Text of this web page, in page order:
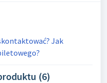
Jak
(6)